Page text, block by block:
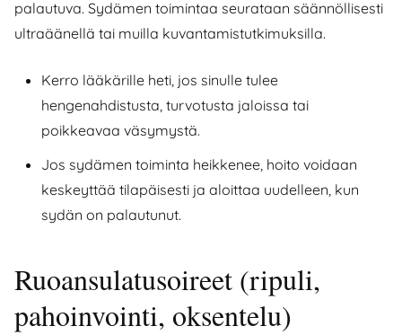
palautuva. Sydämen toimintaa seurataan säännöllisesti
ultraäänellä tai muilla kuvantamistutkimuksilla.
Kerro lääkärille heti, jos sinulle tulee
hengenahdistusta, turvotusta jaloissa tai
poikkeavaa väsymystä.
Jos sydämen toiminta heikkenee, hoito voidaan
keskeyttää tilapäisesti ja aloittaa uudelleen, kun
sydän on palautunut.
Ruoansulatusoireet (ripuli,
pahoinvointi, oksentelu)